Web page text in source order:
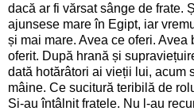
dacă ar fi vărsat sânge de frate.
ajunsese mare în Egipt, iar
și mai mare. Avea ce oferi.
oferit. După hrană și
dată hotărâtori ai vieții lui, acum
mâine. Ce sucitură teribilă de
Si-au întâlnit fratele. Nu l-au